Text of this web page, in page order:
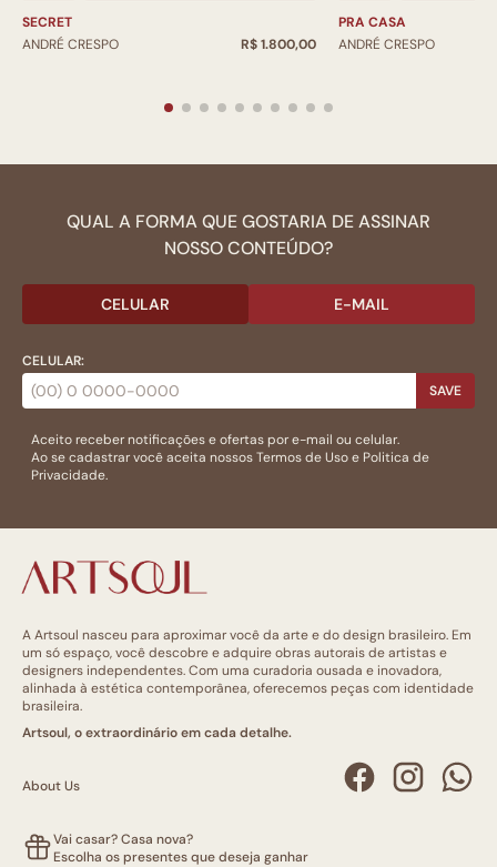
SECRET
ANDRÉ CRESPO
R$ 1.800,00
PRA CASA
ANDRÉ CRESPO
QUAL A FORMA QUE GOSTARIA DE ASSINAR
NOSSO CONTEÚDO?
CELULAR E-MAIL
CELULAR:
SAVE
Aceito receber notificações e ofertas por e-mail ou celular.
Ao se cadastrar você aceita nossosTermos de Usoe Politica de
Privacidade.
A Artsoul nasceu para aproximar você da arte e do design brasileiro. Em
um só espaço, você descobre e adquire obras autorais de artistas e
designers independentes. Com uma curadoria ousada e inovadora,
alinhada à estética contemporânea, oferecemos peças com identidade
brasileira.
Artsoul, o extraordinário em cada detalhe.
About Us
Vai casar? Casa nova?
Escolha os presentes que deseja ganhar